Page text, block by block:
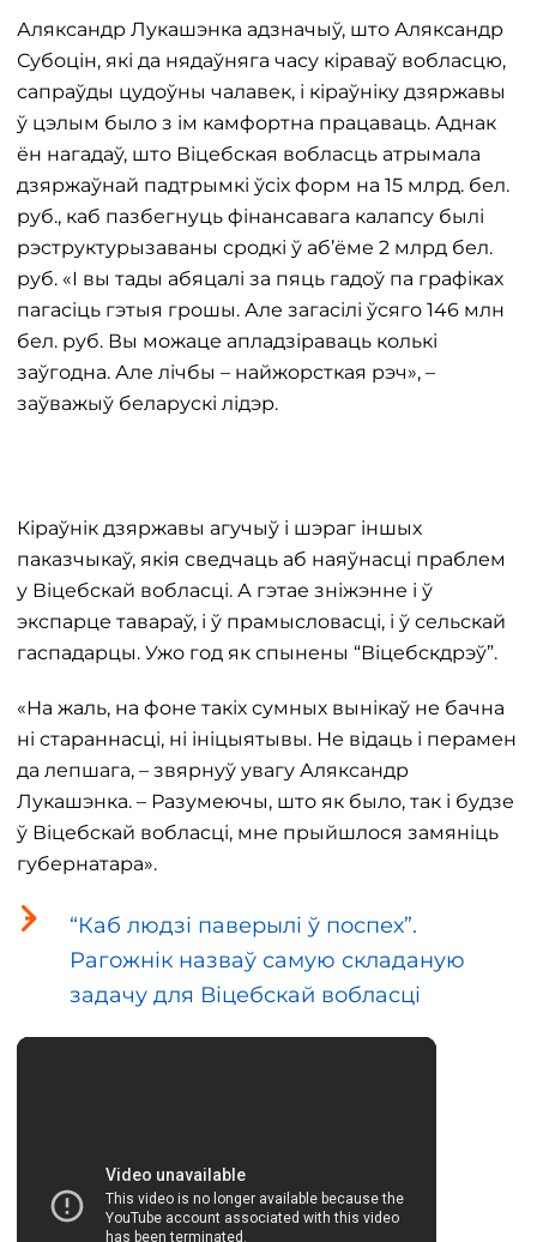
Аляксандр Лукашэнка адзначыў, што Аляксандр
Субоцін, які да нядаўняга часу кіраваў вобласцю,
сапраўды цудоўны чалавек, і кіраўніку дзяржавы
ў цэлым было з ім камфортна працаваць. Аднак
ён нагадаў, што Віцебская вобласць атрымала
дзяржаўнай падтрымкі ўсіх форм на 15 млрд. бел.
руб., каб пазбегнуць фінансавага калапсу былі
рэструктурызаваны сродкі ў аб’ёме 2 млрд бел.
руб. «І вы тады абяцалі за пяць гадоў па графіках
пагасіць гэтыя грошы. Але загасілі ўсяго 146 млн
бел. руб. Вы можаце апладзіраваць колькі
заўгодна. Але лічбы – найжорсткая рэч», –
заўважыў беларускі лідэр.
Кіраўнік дзяржавы агучыў і шэраг іншых
паказчыкаў, якія сведчаць аб наяўнасці праблем
у Віцебскай вобласці. А гэтае зніжэнне і ў
экспарце тавараў, і ў прамысловасці, і ў сельскай
гаспадарцы. Ужо год як спынены “Віцебскдрэў”.
«На жаль, на фоне такіх сумных вынікаў не бачна
ні стараннасці, ні ініцыятывы. Не відаць і перамен
да лепшага, – звярнуў увагу Аляксандр
Лукашэнка. – Разумеючы, што як было, так і будзе
ў Віцебскай вобласці, мне прыйшлося замяніць
губернатара».
“Каб людзі паверылі ў поспех”.
Рагожнік назваў самую складаную
задачу для Віцебскай вобласці